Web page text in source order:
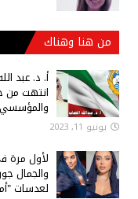
من هنا وهناك
أ‌. د. عبد
انتهت من
والمؤسسي
يونيو 11, 2023
لأول مرة
والجمال
لعدسات